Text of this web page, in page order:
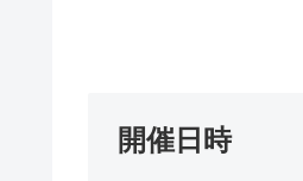
開催日時